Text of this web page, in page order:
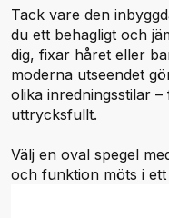
Tack vare den
du ett behagligt och
dig, fixar håret eller
moderna utseendet
olika inredningsstilar
uttrycksfullt.
Välj en oval spegel
och funktion möts i